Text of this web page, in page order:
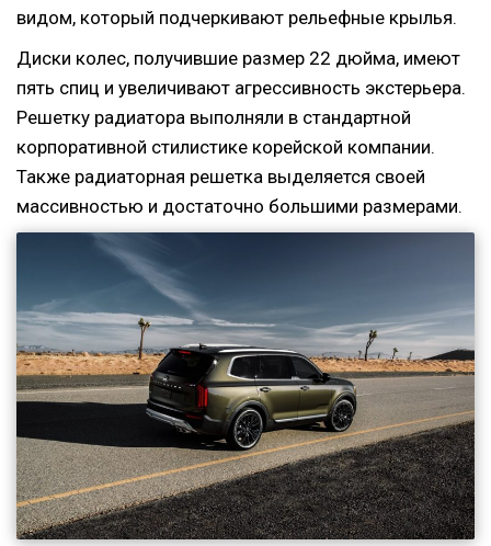
видом, который подчеркивают рельефные крылья.
Диски колес, получившие размер 22 дюйма, имеют
пять спиц и увеличивают агрессивность экстерьера.
Решетку радиатора выполняли в стандартной
корпоративной стилистике корейской компании.
Также радиаторная решетка выделяется своей
массивностью и достаточно большими размерами.